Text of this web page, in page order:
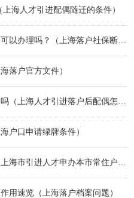
海人才引进配偶随迁的条件）
落户官方文件）
户口申请绿牌条件）
用速览（上海落户档案问题）